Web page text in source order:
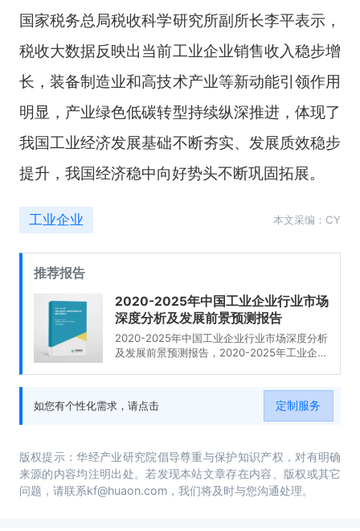
国家税务总局税收科学研究所副所长李平表示，
税收大数据反映出当前工业企业销售收入稳步增
长，装备制造业和高技术产业等新动能引领作用
明显，产业绿色低碳转型持续纵深推进，体现了
我国工业经济发展基础不断夯实、发展质效稳步
提升，我国经济稳中向好势头不断巩固拓展。
工业企业 本文采编：CY
推荐报告
2020-2025年中国工业企业行业市场
深度分析及发展前景预测报告
2020-2025年中国工业企业行业市场深度分析
及发展前景预测报告，2020-2025年工业企业
如您有个性化需求，请点击 定制服务
版权提示：华经产业研究院倡导尊重与保护知识产权，对有明确
来源的内容均注明出处。若发现本站文章存在内容、版权或其它
问题，请联系kf@huaon.com，我们将及时与您沟通处理。